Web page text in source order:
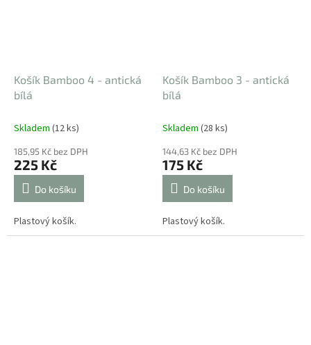
Košík Bamboo 4 - antická
bílá
Skladem (12 ks)
185,95 Kč bez DPH
225 Kč
Do košíku
Plastový košík.
Košík Bamboo 3 - antická
bílá
Skladem (28 ks)
144,63 Kč bez DPH
175 Kč
Do košíku
Plastový košík.